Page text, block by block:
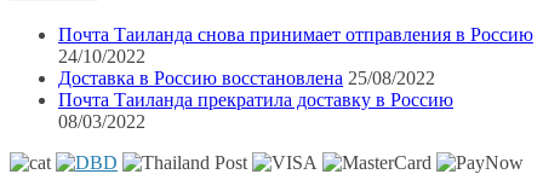
Почта Таиланда снова принимает отправления в Россию
24/10/2022
Доставка в Россию восстановлена 25/08/2022
Почта Таиланда прекратила доставку в Россию
08/03/2022